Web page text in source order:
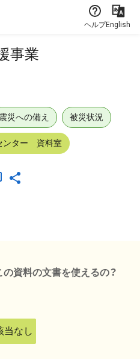
ヘルプEnglish
事業
震災への備え 被災状況
ンター 資料室
資料の文書を使えるの？
当なし